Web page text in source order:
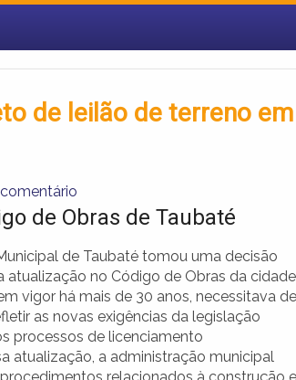
de leilão de terreno em
de Obras de Taubaté
de Taubaté tomou uma decisão
no Código de Obras da
vigor há mais de 30 anos, necessitava de
as novas exigências da legislação
processos de licenciamento
atualização, a administração municipal